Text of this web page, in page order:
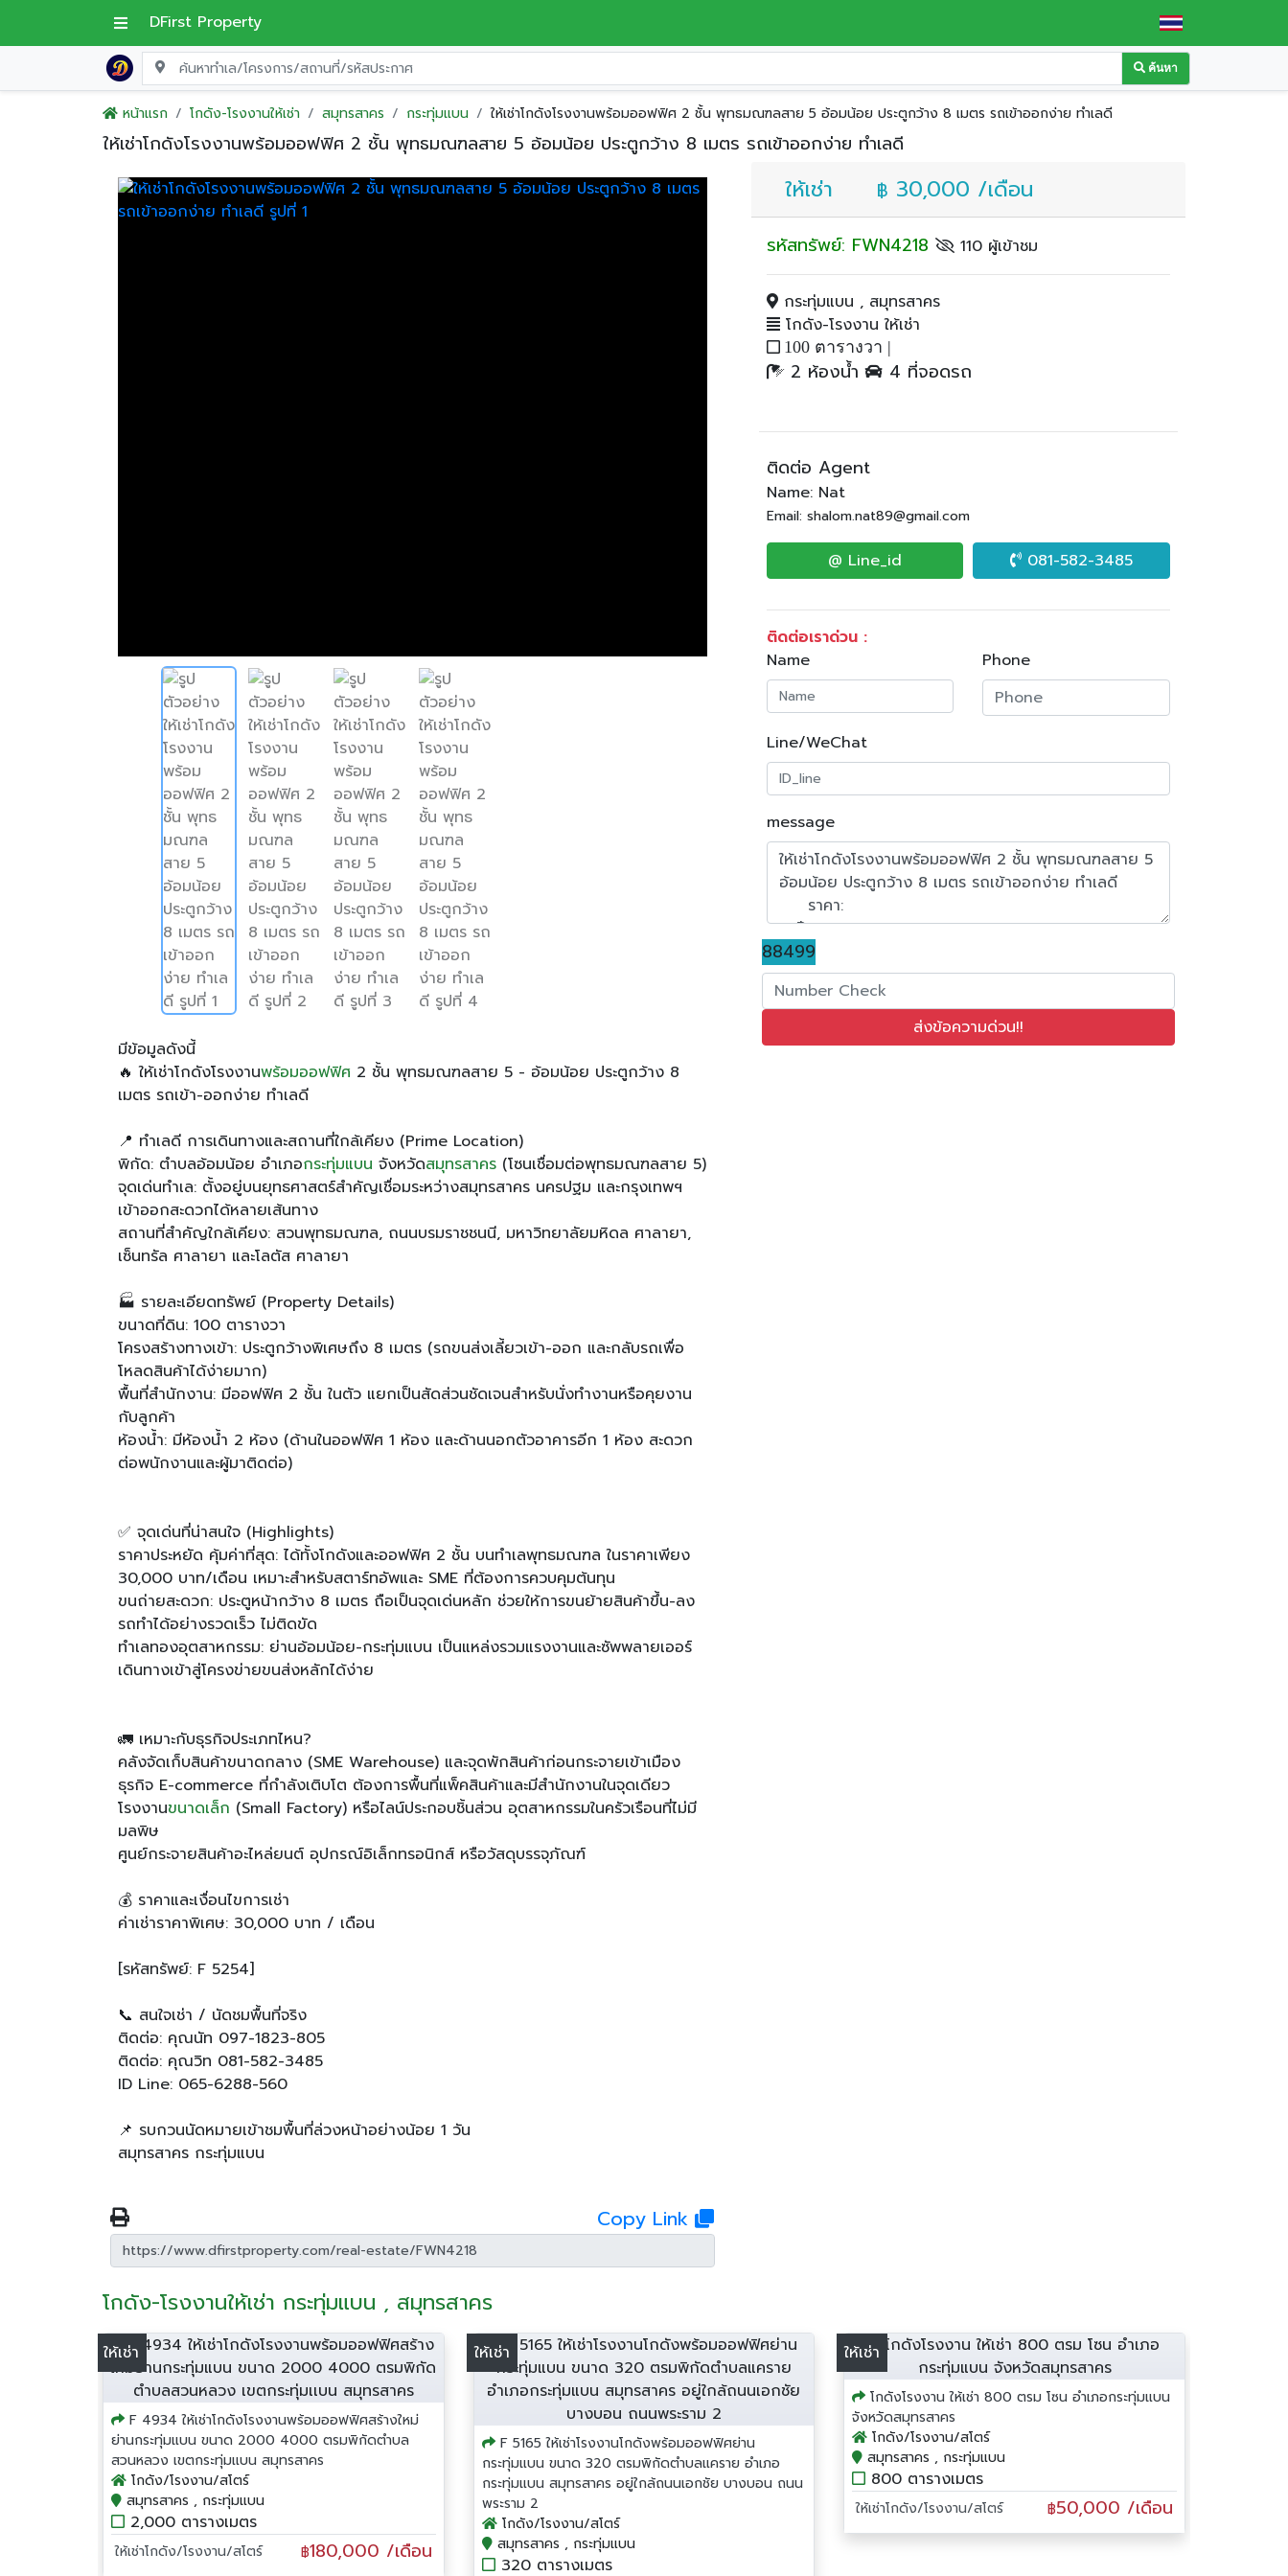
DFirst Property
ค้นหา
หน้าแรก โกดัง-โรงงานให้เช่า สมุทรสาคร กระทุ่มแบน ให้เช่าโกดังโรงงานพร้อมออฟฟิศ 2 ชั้น พุทธมณฑลสาย 5 อ้อมน้อย ประตูกว้าง 8 เมตร รถเข้าออกง่าย ทำเลดี
ให้เช่าโกดังโรงงานพร้อมออฟฟิศ 2 ชั้น พุทธมณฑลสาย 5 อ้อมน้อย ประตูกว้าง 8 เมตร รถเข้าออกง่าย ทำเลดี
มีข้อมูลดังนี้
🔥 ให้เช่าโกดังโรงงานพร้อมออฟฟิศ2 ชั้น พุทธมณฑลสาย 5 - อ้อมน้อย ประตูกว้าง 8
เมตร รถเข้า-ออกง่าย ทำเลดี
📍 ทำเลดี การเดินทางและสถานที่ใกล้เคียง (Prime Location)
พิกัด: ตำบลอ้อมน้อย อำเภอกระทุ่มแบน จังหวัดสมุทรสาคร(โซนเชื่อมต่อพุทธมณฑลสาย 5)
จุดเด่นทำเล: ตั้งอยู่บนยุทธศาสตร์สำคัญเชื่อมระหว่างสมุทรสาคร นครปฐม และกรุงเทพฯ
เข้าออกสะดวกได้หลายเส้นทาง
สถานที่สำคัญใกล้เคียง: สวนพุทธมณฑล, ถนนบรมราชชนนี, มหาวิทยาลัยมหิดล ศาลายา,
เซ็นทรัล ศาลายา และโลตัส ศาลายา
🏭 รายละเอียดทรัพย์ (Property Details)
ขนาดที่ดิน: 100 ตารางวา
โครงสร้างทางเข้า: ประตูกว้างพิเศษถึง 8 เมตร (รถขนส่งเลี้ยวเข้า-ออก และกลับรถเพื่อ
โหลดสินค้าได้ง่ายมาก)
พื้นที่สำนักงาน: มีออฟฟิศ 2 ชั้น ในตัว แยกเป็นสัดส่วนชัดเจนสำหรับนั่งทำงานหรือคุยงาน
กับลูกค้า
ห้องน้ำ: มีห้องน้ำ 2 ห้อง (ด้านในออฟฟิศ 1 ห้อง และด้านนอกตัวอาคารอีก 1 ห้อง สะดวก
ต่อพนักงานและผู้มาติดต่อ)
✅ จุดเด่นที่น่าสนใจ (Highlights)
ราคาประหยัด คุ้มค่าที่สุด: ได้ทั้งโกดังและออฟฟิศ 2 ชั้น บนทำเลพุทธมณฑล ในราคาเพียง
30,000 บาท/เดือน เหมาะสำหรับสตาร์ทอัพและ SME ที่ต้องการควบคุมต้นทุน
ขนถ่ายสะดวก: ประตูหน้ากว้าง 8 เมตร ถือเป็นจุดเด่นหลัก ช่วยให้การขนย้ายสินค้าขึ้น-ลง
รถทำได้อย่างรวดเร็ว ไม่ติดขัด
ทำเลทองอุตสาหกรรม: ย่านอ้อมน้อย-กระทุ่มแบน เป็นแหล่งรวมแรงงานและซัพพลายเออร์
เดินทางเข้าสู่โครงข่ายขนส่งหลักได้ง่าย
🚛 เหมาะกับธุรกิจประเภทไหน?
คลังจัดเก็บสินค้าขนาดกลาง (SME Warehouse) และจุดพักสินค้าก่อนกระจายเข้าเมือง
ธุรกิจ E-commerce ที่กำลังเติบโต ต้องการพื้นที่แพ็คสินค้าและมีสำนักงานในจุดเดียว
โรงงานขนาดเล็ก (Small Factory) หรือไลน์ประกอบชิ้นส่วน อุตสาหกรรมในครัวเรือนที่ไม่มี
มลพิษ
ศูนย์กระจายสินค้าอะไหล่ยนต์ อุปกรณ์อิเล็กทรอนิกส์ หรือวัสดุบรรจุภัณฑ์
💰 ราคาและเงื่อนไขการเช่า
ค่าเช่าราคาพิเศษ: 30,000 บาท / เดือน
[รหัสทรัพย์: F 5254]
📞 สนใจเช่า / นัดชมพื้นที่จริง
ติดต่อ: คุณนัท 097-1823-805
ติดต่อ: คุณวิท 081-582-3485
ID Line: 065-6288-560
📌 รบกวนนัดหมายเข้าชมพื้นที่ล่วงหน้าอย่างน้อย 1 วัน
สมุทรสาคร กระทุ่มแบน
Copy Link
ให้เช่า ฿ 30,000 /เดือน
รหัสทรัพย์: FWN4218 110 ผู้เข้าชม
กระทุ่มแบน , สมุทรสาคร
โกดัง-โรงงาน ให้เช่า
100 ตารางวา |
2 ห้องน้ำ 4 ที่จอดรถ
ติดต่อ Agent
Name: Nat
Email: shalom.nat89@gmail.com
@ Line_id 081-582-3485
ติดต่อเราด่วน :
Name
Phone
Line/WeChat
message
88499
โกดัง-โรงงานให้เช่า กระทุ่มแบน , สมุทรสาคร
ให้เช่า
F 4934 ให้เช่าโกดังโรงงานพร้อมออฟฟิศสร้างใหม่
ย่านกระทุ่มแบน ขนาด 2000 4000 ตรมพิกัดตำบล
สวนหลวง เขตกระทุ่มเเบน สมุทรสาคร
โกดัง/โรงงาน/สโตร์
สมุทรสาคร , กระทุ่มแบน
2,000 ตารางเมตร
ให้เช่าโกดัง/โรงงาน/สโตร์ ฿180,000 /เดือน
ให้เช่า
F 5165 ให้เช่าโรงงานโกดังพร้อมออฟฟิศย่าน
กระทุ่มแบน ขนาด 320 ตรมพิกัดตำบลแคราย อำเภอ
กระทุ่มแบน สมุทรสาคร อยู่ใกล้ถนนเอกชัย บางบอน ถนน
พระราม 2
โกดัง/โรงงาน/สโตร์
สมุทรสาคร , กระทุ่มแบน
320 ตารางเมตร
ให้เช่า
โกดังโรงงาน ให้เช่า 800 ตรม โซน อำเภอกระทุ่มแบน
จังหวัดสมุทรสาคร
โกดัง/โรงงาน/สโตร์
สมุทรสาคร , กระทุ่มแบน
800 ตารางเมตร
ให้เช่าโกดัง/โรงงาน/สโตร์ ฿50,000 /เดือน